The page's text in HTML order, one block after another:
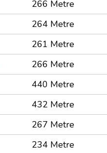
266 Metre
264 Metre
261 Metre
266 Metre
440 Metre
432 Metre
267 Metre
234 Metre